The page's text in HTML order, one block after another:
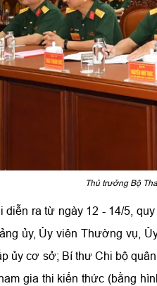
Thủ trưởng Bộ
diễn ra từ ngày 12 - 14/5,
ủy, Ủy viên Thường vụ,
ủy cơ sở; Bí thư Chi bộ
gia thi kiến thức (bằng